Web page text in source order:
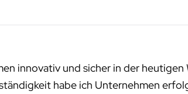
innovativ und sicher in der
habe ich Unternehmen